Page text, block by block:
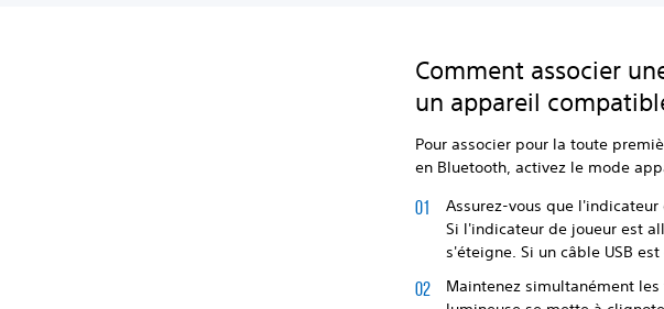
Comment associer
un appareil
Pour associer pour la toute
en Bluetooth, activez le mode
Assurez-vous que
Si l'indicateur de joueur est
s'éteigne. Si un câble USB
Maintenez simultanément les